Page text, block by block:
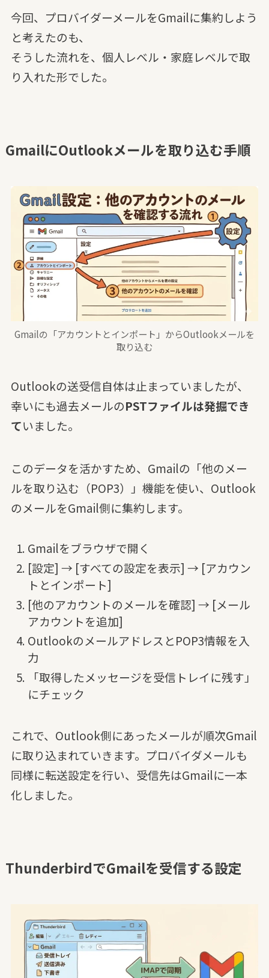
今回、プロバイダーメールをGmailに集約しよう
と考えたのも、
そうした流れを、個人レベル・家庭レベルで取
り入れた形でした。
GmailにOutlookメールを取り込む手順
Gmailの「アカウントとインポート」からOutlookメールを
取り込む
Outlookの送受信自体は止まっていましたが、
幸いにも過去メールのPSTファイルは発掘でき
ていました。
このデータを活かすため、Gmailの「他のメー
ルを取り込む（POP3）」機能を使い、Outlook
のメールをGmail側に集約します。
Gmailをブラウザで開く
[設定] → [すべての設定を表示] → [アカウン
トとインポート]
[他のアカウントのメールを確認] → [メール
アカウントを追加]
OutlookのメールアドレスとPOP3情報を入
力
「取得したメッセージを受信トレイに残す」
にチェック
これで、Outlook側にあったメールが順次Gmail
に取り込まれていきます。プロバイダメールも
同様に転送設定を行い、受信先はGmailに一本
化しました。
ThunderbirdでGmailを受信する設定